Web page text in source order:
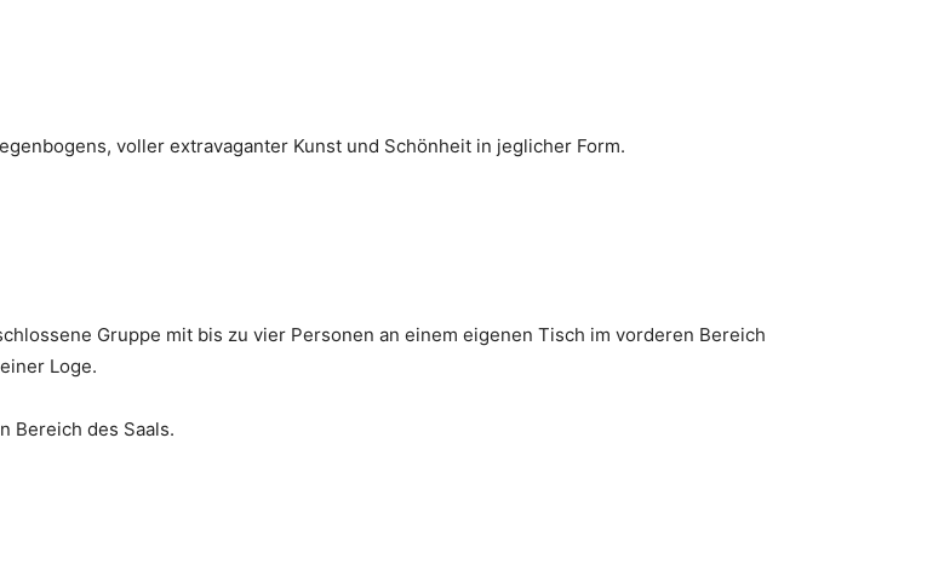
vol­ler extra­va­gan­ter Kunst und Schön­heit in jeg­li­cher Form.
Gruppe mit bis zu vier Personen an einem eigenen Tisch im vorderen Bereich
Loge.
Bereich des Saals.